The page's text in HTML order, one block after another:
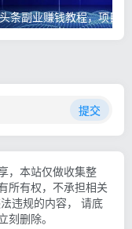
提交
，本站仅做收集整
所有权，不承担相关
违规的内容， 请底
删除。